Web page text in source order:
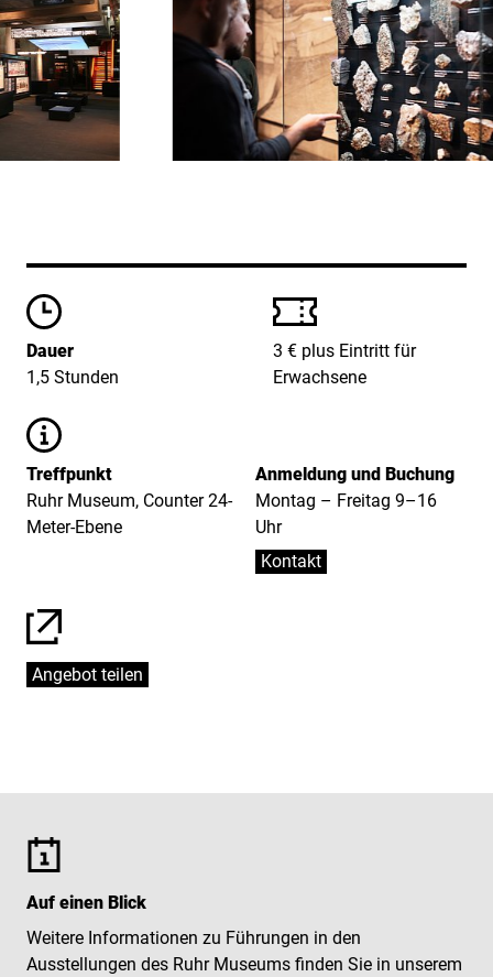
Öffungszeiten
Dauer
1,5 Stunden
Preise
3 € plus Eintritt für
Erwachsene
Informationen
Treffpunkt
Ruhr Museum, Counter 24-
Meter-Ebene
Anmeldung und Buchung
Montag – Freitag 9–16
Uhr
Kontakt
Angebot teilen
Auf einen Blick
Weitere Informationen zu Führungen in den
Ausstellungen des Ruhr Museums finden Sie in unserem